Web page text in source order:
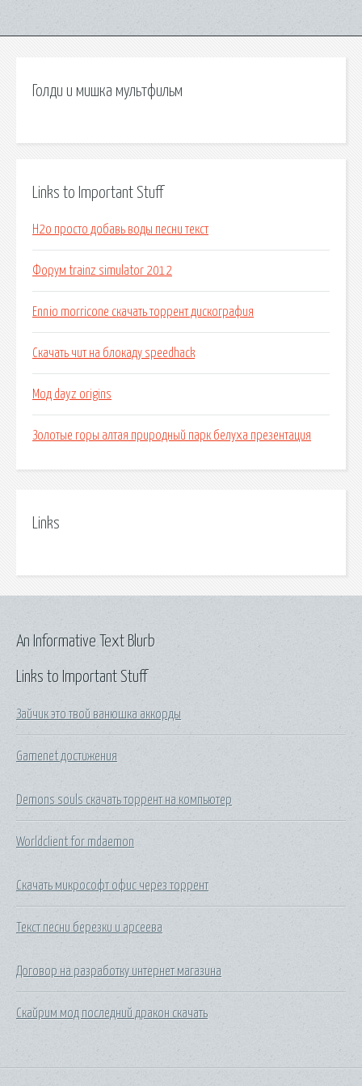
Голди и мишка мультфильм
Links to Important Stuff
H2o просто добавь воды песни текст
Форум trainz simulator 2012
Ennio morricone скачать торрент дискография
Скачать чит на блокаду speedhack
Мод dayz origins
Золотые горы алтая природный парк белуха презентация
Links
Links to Important Stuff
Зайчик это твой ванюшка аккорды
Gamenet достижения
Demons souls скачать торрент на компьютер
Worldclient for mdaemon
Скачать микрософт офис через торрент
Текст песни березки и арсеева
Договор на разработку интернет магазина
Скайрим мод последний дракон скачать
An Informative Text Blurb